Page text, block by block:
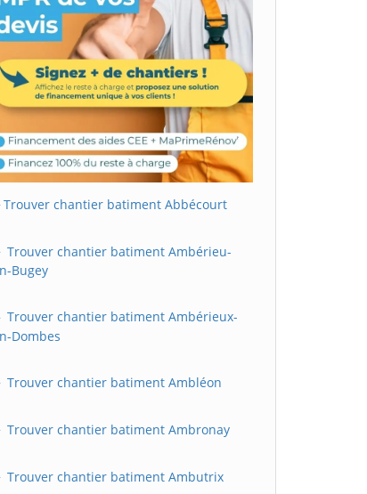
Trouver chantier batiment Abbécourt
Trouver chantier batiment Ambérieu-
Bugey
Trouver chantier batiment Ambérieux-
Dombes
Trouver chantier batiment Ambléon
Trouver chantier batiment Ambronay
Trouver chantier batiment Ambutrix